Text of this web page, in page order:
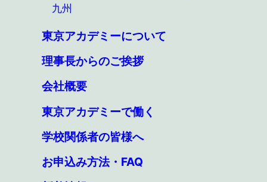
九州
東京アカデミーについて
理事長からのご挨拶
会社概要
東京アカデミーで働く
学校関係者の皆様へ
お申込み方法・FAQ